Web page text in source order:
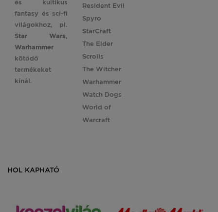
és kultikus
fantasy és sci-fi
világokhoz, pl.
Star
Wars,
Warhammer
kötődő
termékeket
kínál.
Resident Evil
Spyro
StarCraft
The Elder
Scrolls
The Witcher
Warhammer
Watch Dogs
World of
Warcraft
HOL KAPHATÓ